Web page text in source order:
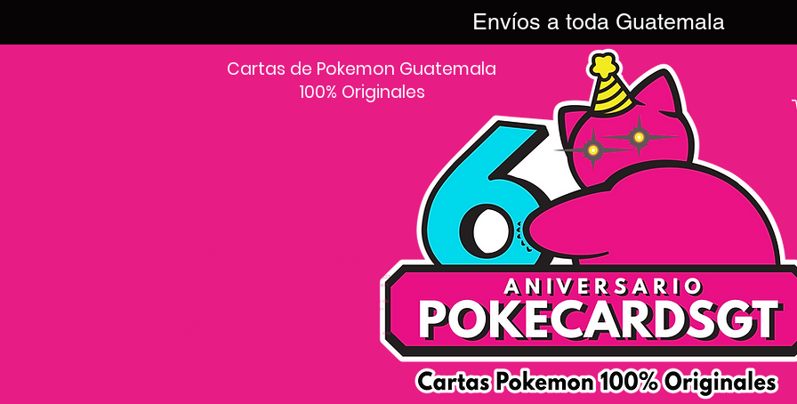
Envíos a toda Guatemala
Cartas de Pokemon Guatemala
100% Originales
Todas nuestras cartas son 100% originales y selladas, con garantía PokeCardsGT
Consulta los precios de cartas Pokémon en Guatemala y encuentra ofertas en
Los precios se actualizan cada semana, reflejando la disponibilidad y rareza de
cada carta.”En PokeCardsGT garantizamos que todas las cartas Pokémon son
verificados PokeCardsGT es la tienda líder en cartas Pokémon en Guatemala, con